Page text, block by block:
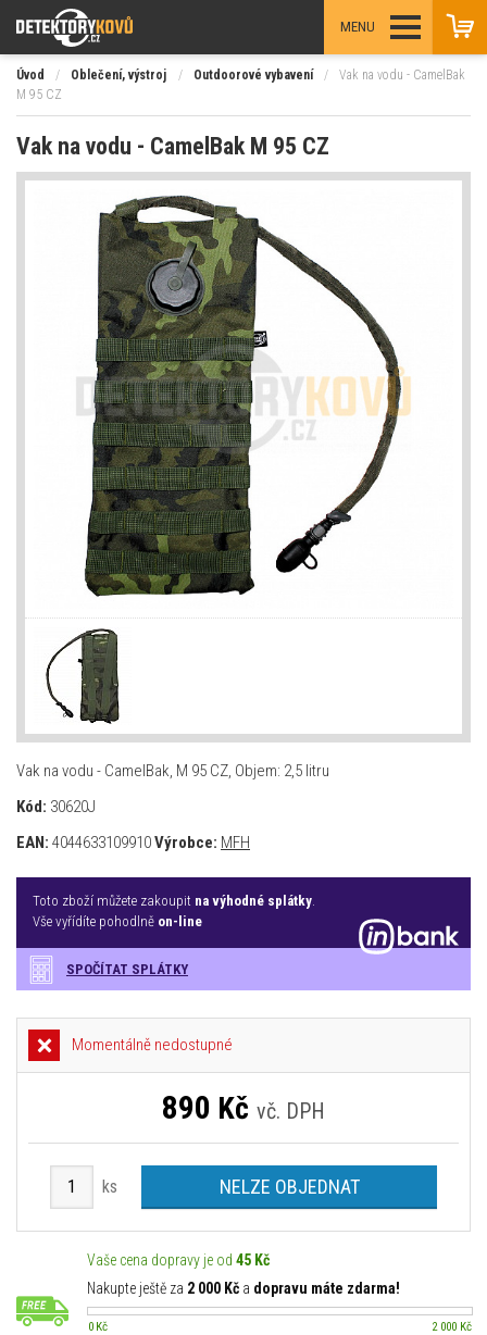
MENU
Úvod / Oblečení, výstroj / Outdoorové vybavení /
Vak na vodu - CamelBak
M 95 CZ
Vak na vodu - CamelBak M 95 CZ
Vak na vodu - CamelBak, M 95 CZ, Objem: 2,5 litru
Kód: 30620J
EAN: 4044633109910Výrobce: MFH
Toto zboží můžete zakoupit na výhodné splátky.
Vše vyřídíte pohodlně on-line
SPOČÍTAT SPLÁTKY
Momentálně nedostupné
890 Kč vč. DPH
ks NELZE OBJEDNAT
Vaše cena dopravy je od 45 Kč
Nakupte ještě za 2 000 Kč a dopravu máte zdarma!
0 Kč 2 000 Kč